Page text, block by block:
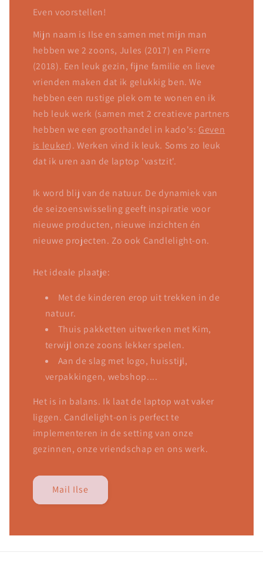
Even voorstellen!
Mijn naam is Ilse en samen met mijn man
hebben we 2 zoons, Jules (2017) en Pierre
(2018). Een leuk gezin, fijne familie en lieve
vrienden maken dat ik gelukkig ben. We
hebben een rustige plek om te wonen en ik
heb leuk werk (samen met 2 creatieve partners
hebben we een groothandel in kado's: Geven
is leuker). Werken vind ik leuk. Soms zo leuk
dat ik uren aan de laptop 'vastzit'.
Ik word blij van de natuur. De dynamiek van
de seizoenswisseling geeft inspiratie voor
nieuwe producten, nieuwe inzichten én
nieuwe projecten. Zo ook Candlelight-on.
Het ideale plaatje:
Met de kinderen erop uit trekken in de
natuur.
Thuis pakketten uitwerken met Kim,
terwijl onze zoons lekker spelen.
Aan de slag met logo, huisstijl,
verpakkingen, webshop....
Het is in balans. Ik laat de laptop wat vaker
liggen. Candlelight-on is perfect te
implementeren in de setting van onze
gezinnen, onze vriendschap en ons werk.
Mail Ilse